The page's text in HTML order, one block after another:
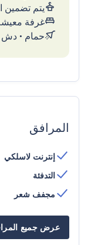
يتم تضمين
غرفة
حمام • دش
المرافق
إنترنت لاسلكي
التدفئة
مجفف شعر
عرض جميع